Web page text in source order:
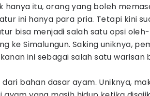
hanya itu, orang yang boleh
ini hanya para pria. Tetapi kini
bisa menjadi salah satu opsi
ke Simalungun. Saking uniknya,
ini sebagai salah satu warisan
bahan dasar ayam. Uniknya,